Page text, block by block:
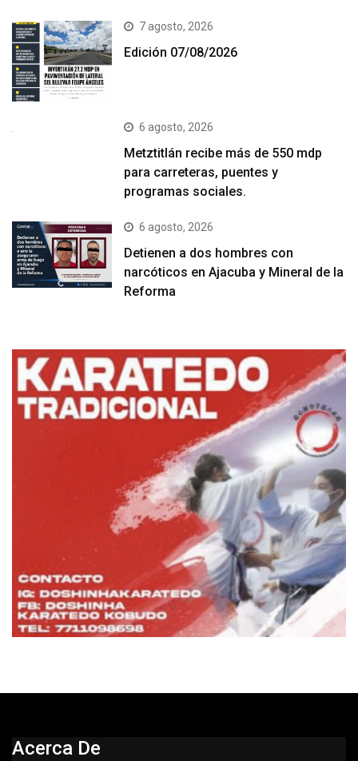
7 agosto, 2026
Edición 07/08/2026
6 agosto, 2026
Metztitlán recibe más de 550 mdp
para carreteras, puentes y
programas sociales.
6 agosto, 2026
Detienen a dos hombres con
narcóticos en Ajacuba y Mineral de la
Reforma
Acerca De